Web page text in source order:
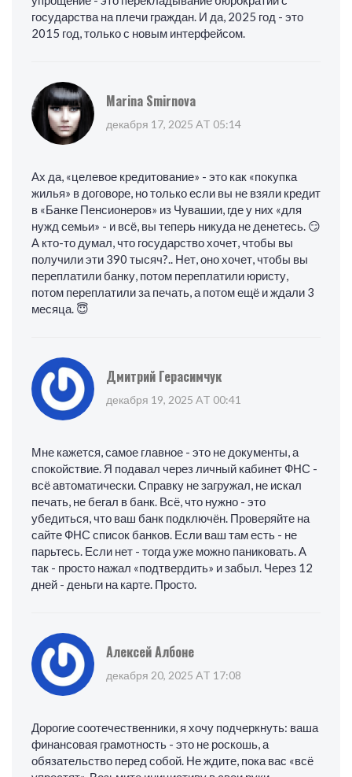
государства на плечи граждан. И да, 2025 год - это
2015 год, только с новым интерфейсом.
Marina Smirnova
декабря 17, 2025 AT 05:14
Ах да, «целевое кредитование» - это как «покупка
жилья» в договоре, но только если вы не взяли кредит
в «Банке Пенсионеров» из Чувашии, где у них «для
нужд семьи» - и всё, вы теперь никуда не денетесь. 😏
А кто-то думал, что государство хочет, чтобы вы
получили эти 390 тысяч?.. Нет, оно хочет, чтобы вы
переплатили банку, потом переплатили юристу,
потом переплатили за печать, а потом ещё и ждали 3
месяца. 😇
Дмитрий Герасимчук
декабря 19, 2025 AT 00:41
Мне кажется, самое главное - это не документы, а
спокойствие. Я подавал через личный кабинет ФНС -
всё автоматически. Справку не загружал, не искал
печать, не бегал в банк. Всё, что нужно - это
убедиться, что ваш банк подключён. Проверяйте на
сайте ФНС список банков. Если ваш там есть - не
парьтесь. Если нет - тогда уже можно паниковать. А
так - просто нажал «подтвердить» и забыл. Через 12
дней - деньги на карте. Просто.
Алексей Албоне
декабря 20, 2025 AT 17:08
Дорогие соотечественники, я хочу подчеркнуть: ваша
финансовая грамотность - это не роскошь, а
обязательство перед собой. Не ждите, пока вас «всё